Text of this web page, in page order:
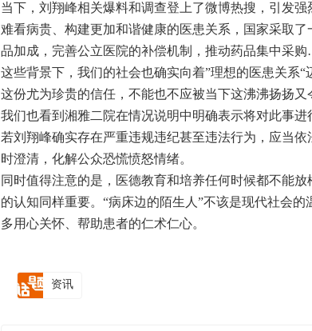
当下，刘翔峰相关爆料和调查登上了微博热搜，引发
难看病贵、构建更加和谐健康的医患关系，国家采取
品加成，完善公立医院的补偿机制，推动药品集中采
这些背景下，我们的社会也确实向着”理想的医患关系“
这份尤为珍贵的信任，不能也不应被当下这沸沸扬扬
我们也看到湘雅二院在情况说明中明确表示将对此事
若刘翔峰确实存在严重违规违纪甚至违法行为，应当
时澄清，化解公众恐慌愤怒情绪。
同时值得注意的是，医德教育和培养任何时候都不能
的认知同样重要。“病床边的陌生人”不该是现代社会
多用心关怀、帮助患者的仁术仁心。
资讯